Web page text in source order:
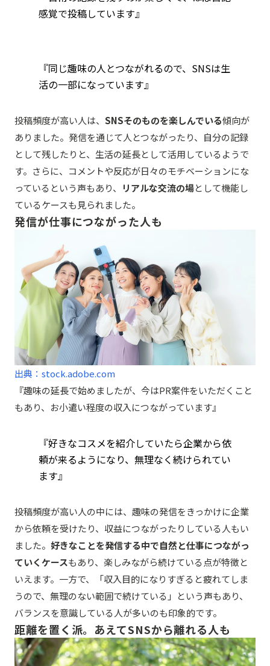
感覚で投稿しています』
『同じ趣味の人とつながれるので、SNSは生
活の一部になっています』
投稿頻度が高い人は、 SNSそのものを楽しんでいる傾向が
ありました。発信を通じて人とつながったり、自分の記録
として残したりと、生活の延長として活用しているようで
す。さらに、コメントや反応が日々のモチベーションにな
っているという声もあり、
リアルな交流の場として機能し
ているケースも見られました。
発信が仕事につながった人も
出典：stock.adobe.com
『趣味の延長で始めましたが、今はPR案件をいただくこと
もあり、お小遣い程度の収入につながっています』
『好きなコスメを紹介していたら企業から依
頼が来るようになり、無理なく続けられてい
ます』
投稿頻度が高い人の中には、趣味の発信をきっかけに企業
から依頼を受けたり、収益につながったりしている人もい
ました。 好きなことを発信する中で自然と仕事につながっ
ていくケースもあり、楽しみながら続けている点が特徴と
いえます。一方で、「収入目的になりすぎると疲れてしま
うので、無理のない範囲で続けている」という声もあり、
バランスを意識している人が多いのも印象的です。
距離を置く派。あえてSNSから離れる人も